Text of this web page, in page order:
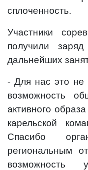
сплоченность.
Участники
получили
дальнейших
- Для нас это не
возможность
активного
карельской
Спасибо
региональным
возможность